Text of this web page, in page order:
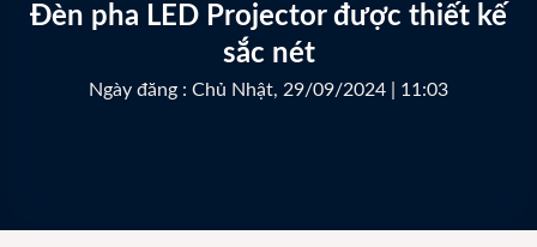
Đèn pha LED Projector được thiết kế
sắc nét
Ngày đăng : Chủ Nhật, 29/09/2024 | 11:03